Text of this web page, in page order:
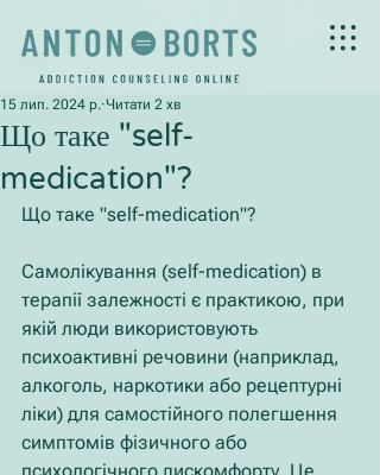
Що таке "self-
medication"?
15 лип. 2024 р. Читати 2 хв
Що таке "self-medication"?
Самолікування (self-medication) в
терапії залежності є практикою, при
якій люди використовують
психоактивні речовини (наприклад,
алкоголь, наркотики або рецептурні
ліки) для самостійного полегшення
симптомів фізичного або